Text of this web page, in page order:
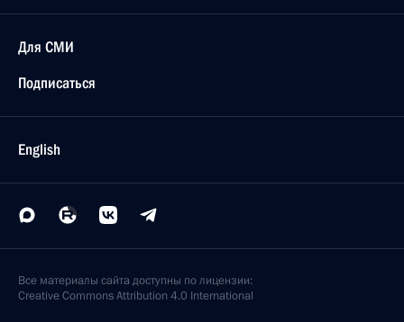
Для СМИ
Подписаться
English
Все материалы сайта доступны по лицензии:
Creative Commons Attribution 4.0 International